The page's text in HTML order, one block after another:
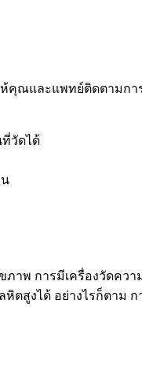
คุณและแพทย์ติดตามก
วัดได้
าพ การมีเครื่องวัดค
ตสูงได้ อย่างไรก็ตา